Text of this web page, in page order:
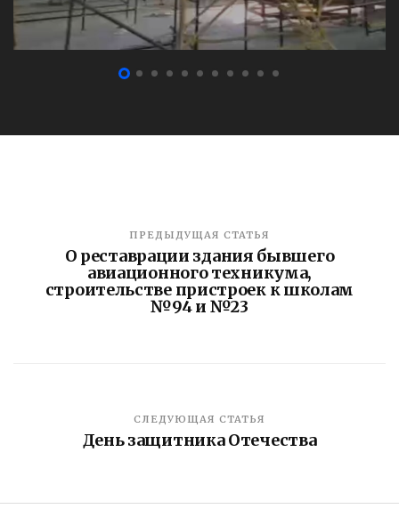
ПРЕДЫДУЩАЯ СТАТЬЯ
О реставрации здания бывшего
авиационного техникума,
строительстве пристроек к школам
№94 и №23
СЛЕДУЮЩАЯ СТАТЬЯ
День защитника Отечества